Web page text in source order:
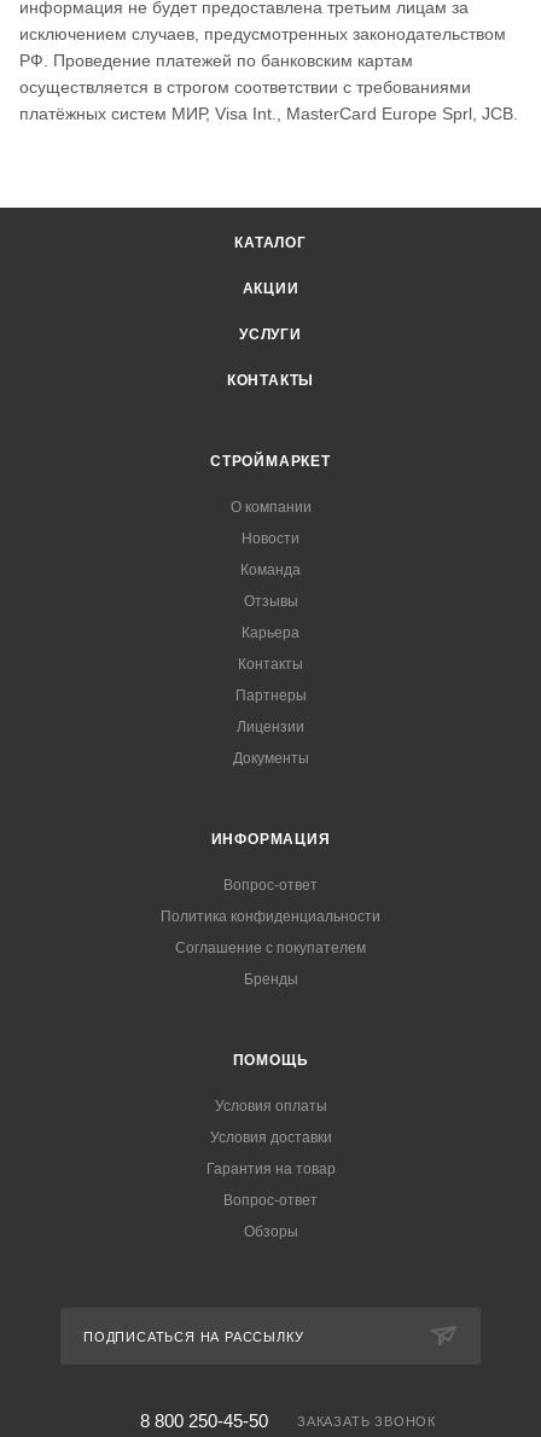
информация не будет предоставлена третьим лицам за
исключением случаев, предусмотренных законодательством
РФ. Проведение платежей по банковским картам
осуществляется в строгом соответствии с требованиями
платёжных систем МИР, Visa Int., MasterCard Europe Sprl, JCB.
КАТАЛОГ
АКЦИИ
УСЛУГИ
КОНТАКТЫ
СТРОЙМАРКЕТ
О компании
Новости
Команда
Отзывы
Карьера
Контакты
Партнеры
Лицензии
Документы
ИНФОРМАЦИЯ
Вопрос-ответ
Политика конфиденциальности
Соглашение с покупателем
Бренды
ПОМОЩЬ
Условия оплаты
Условия доставки
Гарантия на товар
Вопрос-ответ
Обзоры
ПОДПИСАТЬСЯ НА РАССЫЛКУ
8 800 250-45-50 ЗАКАЗАТЬ ЗВОНОК